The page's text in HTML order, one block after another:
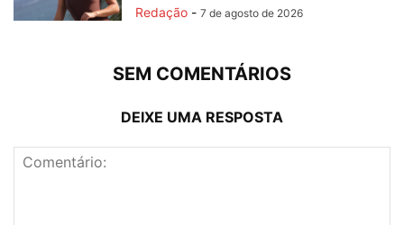
Redação - 7 de agosto de 2026
SEM COMENTÁRIOS
DEIXE UMA RESPOSTA